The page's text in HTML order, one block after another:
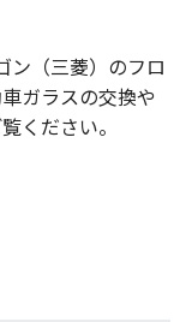
ン（三菱）のフロ
ガラスの交換や
ください。